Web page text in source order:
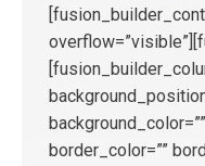
border_color=””